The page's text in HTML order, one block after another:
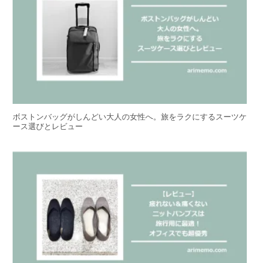
ボストンバッグがしんどい大人の女性へ。旅をラクにするスーツケ
ース選びとレビュー